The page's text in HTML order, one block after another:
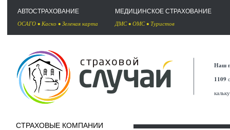
АВТОСТРАХОВАНИЕ
ОСАГО • Каско • Зеленая карта
МЕДИЦИНСКОЕ СТРАХОВАНИЕ
ДМС• ОМС• Туристов
Наш
1109
СТРАХОВЫЕ КОМПАНИИ